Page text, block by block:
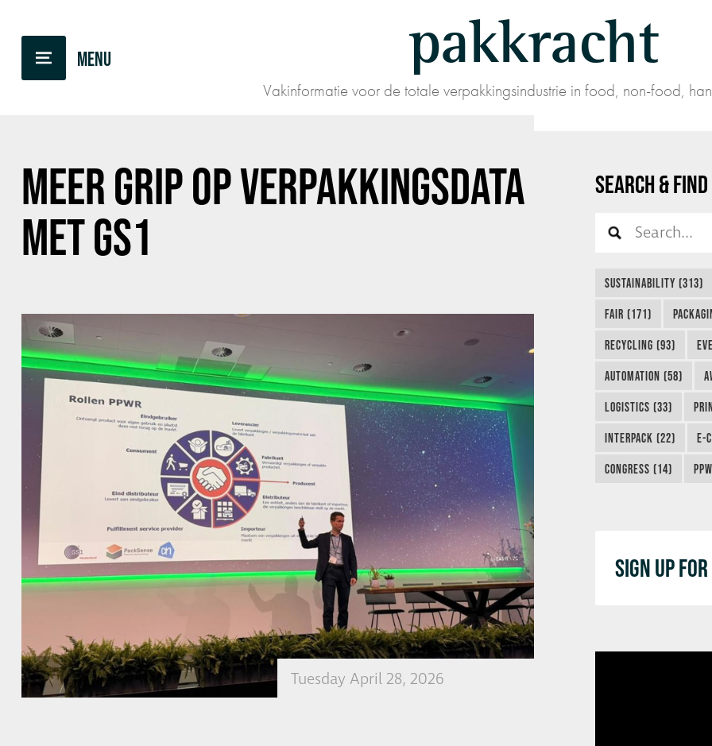
pakkracht
Vakinformatie voor de totale verpakkingsindustrie in food, non-food,
MEER GRIP OP VERPAKKINGSDATA
MET GS1
Tuesday April 28, 2026
SEARCH & FIND
SUSTAINABILITY (313)
FAIR (171)
RECYCLING (93)
AUTOMATION (58)
LOGISTICS (33)
INTERPACK (22) E-
CONGRESS (14)
SIGN UP